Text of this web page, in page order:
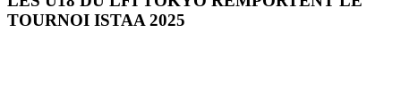
TOURNOI ISTAA 2025